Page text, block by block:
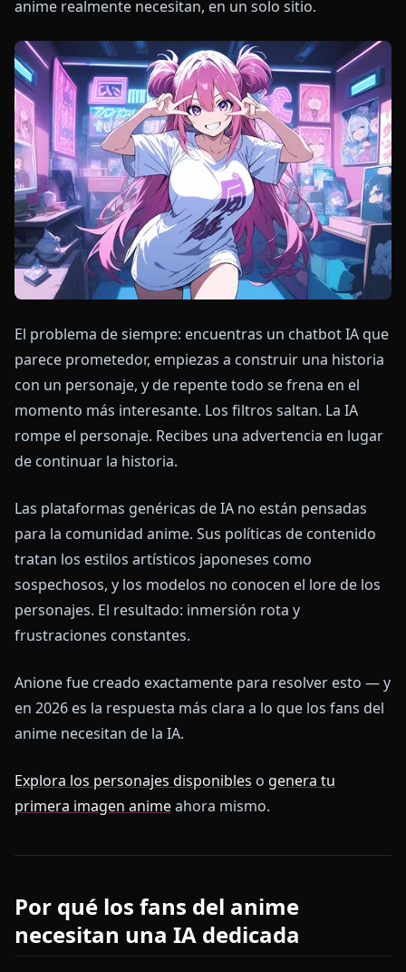
anime realmente necesitan, en un solo sitio.
El problema de siempre: encuentras un chatbot IA que
parece prometedor, empiezas a construir una historia
con un personaje, y de repente todo se frena en el
momento más interesante. Los filtros saltan. La IA
rompe el personaje. Recibes una advertencia en lugar
de continuar la historia.
Las plataformas genéricas de IA no están pensadas
para la comunidad anime. Sus políticas de contenido
tratan los estilos artísticos japoneses como
sospechosos, y los modelos no conocen el lore de los
personajes. El resultado: inmersión rota y
frustraciones constantes.
Anione fue creado exactamente para resolver esto — y
en 2026 es la respuesta más clara a lo que los fans del
anime necesitan de la IA.
Explora los personajes disponibles o genera tu
primera imagen animeahora mismo.
Por qué los fans del anime
necesitan una IA dedicada